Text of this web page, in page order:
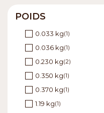
POIDS
0.033 kg(1)
0.036 kg(1)
0.230 kg(2)
0.350 kg(1)
0.370 kg(1)
1.19 kg(1)